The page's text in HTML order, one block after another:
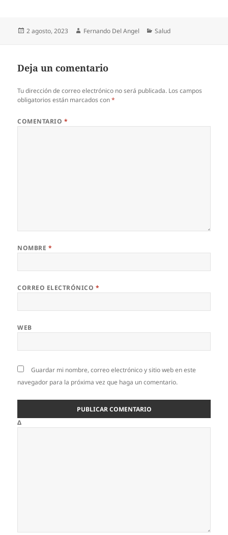
Publicado
2 agosto, 2023 Autor
Fernando Del Angel Categorías
Salud
Deja un comentario
Tu dirección de correo electrónico no será publicada. Los campos
obligatorios están marcados con*
COMENTARIO *
NOMBRE *
CORREO ELECTRÓNICO *
WEB
Guardar mi nombre, correo electrónico y sitio web en este
navegador para la próxima vez que haga un comentario.
Δ